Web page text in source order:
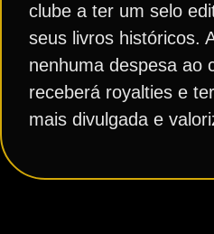
clube a ter um selo
seus livros históricos.
nenhuma despesa ao
receberá royalties e
mais divulgada e